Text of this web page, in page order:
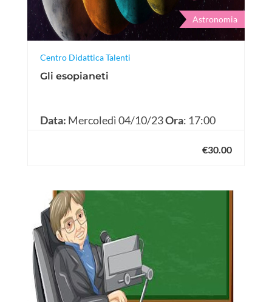
Astronomia
Centro Didattica Talenti
Gli esopianeti
Data: Mercoledì 04/10/23Ora: 17:00
€30.00